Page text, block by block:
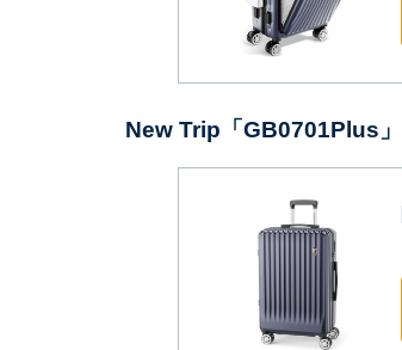
New Trip「GB0701Plus」